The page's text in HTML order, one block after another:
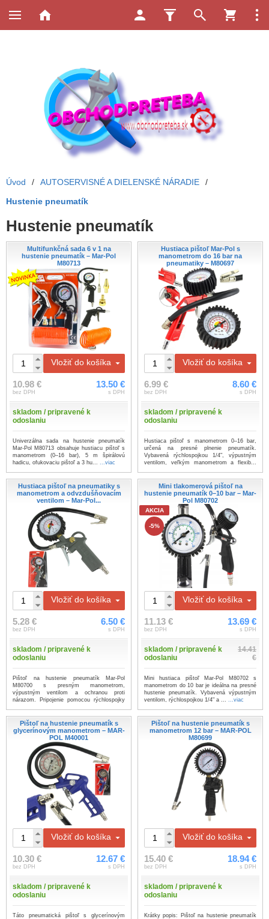
Úvod / AUTOSERVISNÉ A DIELENSKÉ NÁRADIE
/
Hustenie pneumatík
Hustenie pneumatík
Multifunkčná sada 6 v 1 na
hustenie pneumatík – Mar-Pol
M80713
Vložiť do košíka
10.98 €
bez DPH
13.50 €
s DPH
skladom / pripravené k
odoslaniu
Univerzálna sada na hustenie pneumatík
Mar-Pol M80713 obsahuje hustiacu pištoľ s
manometrom (0–16 bar), 5 m špirálovú
hadicu, ofukovaciu pištoľ a 3 hu... ...viac
Hustiaca pištoľ Mar-Pol s
manometrom do 16 bar na
pneumatiky – M80697
Vložiť do košíka
6.99 €
bez DPH
8.60 €
s DPH
skladom / pripravené k
odoslaniu
Hustiaca pištoľ s manometrom 0–16 bar,
určená na presné plnenie pneumatík.
Vybavená rýchlospojkou 1/4", výpustným
ventilom, veľkým manometrom a flexib...
Hustiaca pištoľ na pneumatiky s
manometrom a odvzdušňovacím
ventilom – Mar-Pol...
Vložiť do košíka
5.28 €
bez DPH
6.50 €
s DPH
skladom / pripravené k
odoslaniu
Pištoľ na hustenie pneumatík Mar-Pol
M80700 s presným manometrom,
výpustným ventilom a ochranou proti
nárazom. Pripojenie pomocou rýchlospojky
Mini tlakomerová pištoľ na
hustenie pneumatík 0–10 bar – Mar-
Pol M80702
AKCIA
-5%
Vložiť do košíka
11.13 €
bez DPH
13.69 €
s DPH
skladom / pripravené k
odoslaniu
14.41
€
Mini hustiaca pištoľ Mar-Pol M80702 s
manometrom do 10 bar je ideálna na presné
hustenie pneumatík. Vybavená výpustným
ventilom, rýchlospojkou 1/4" a ... ...viac
Pištoľ na hustenie pneumatík s
glycerínovým manometrom – MAR-
POL M40001
Vložiť do košíka
10.30 €
bez DPH
12.67 €
s DPH
skladom / pripravené k
odoslaniu
Táto pneumatická pištoľ s glycerínovým
Pištoľ na hustenie pneumatík s
manometrom 12 bar – MAR-POL
M80699
Vložiť do košíka
15.40 €
bez DPH
18.94 €
s DPH
skladom / pripravené k
odoslaniu
Krátky popis: Pištoľ na hustenie pneumatík